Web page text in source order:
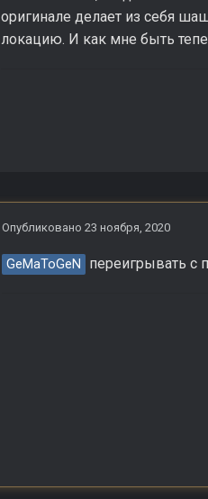
оригинале делает из себя
локацию. И как мне быть
Опубликовано 23 ноября, 2020
GeMaToGeN переигрывать с